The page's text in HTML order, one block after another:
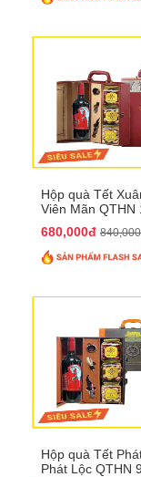
Hộp quà Tết
Viên Mãn QTHN
680,000đ
Hộp quà Tết
Phát Lộc QTHN